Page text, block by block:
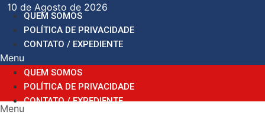
para
conteúdo
10 de Agosto de 2026
QUEM SOMOS
POLÍTICA DE PRIVACIDADE
CONTATO / EXPEDIENTE
Menu
QUEM SOMOS
POLÍTICA DE PRIVACIDADE
CONTATO / EXPEDIENTE
Menu